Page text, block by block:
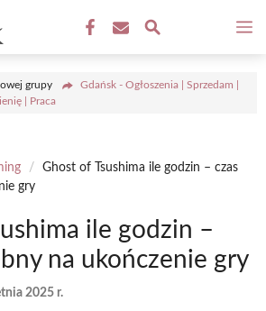
grupy
Gdańsk - Ogłoszenia | Sprzedam |
| Praca
/
Ghost of Tsushima ile godzin – czas
gry
ile godzin –
na ukończenie gry
2025 r.